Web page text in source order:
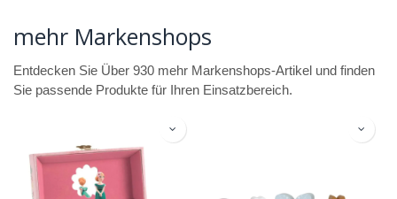
mehr Markenshops
Entdecken Sie Über 930 mehr Markenshops-Artikel und finden
Sie passende Produkte für Ihren Einsatzbereich.